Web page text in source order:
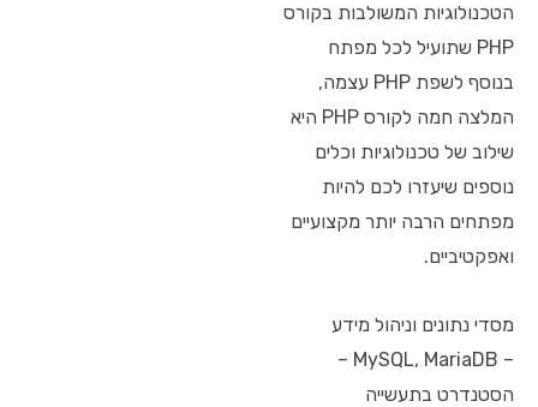
הטכנולוגיות המשולבות בקורס
PHP שתועיל לכל מפתח
בנוסף לשפת PHP עצמה,
המלצה חמה לקורס PHP היא
שילוב של טכנולוגיות וכלים
נוספים שיעזרו לכם להיות
מפתחים הרבה יותר מקצועיים
ואפקטיביים.
מסדי נתונים וניהול מידע
– MySQL, MariaDB –
הסטנדרט בתעשייה